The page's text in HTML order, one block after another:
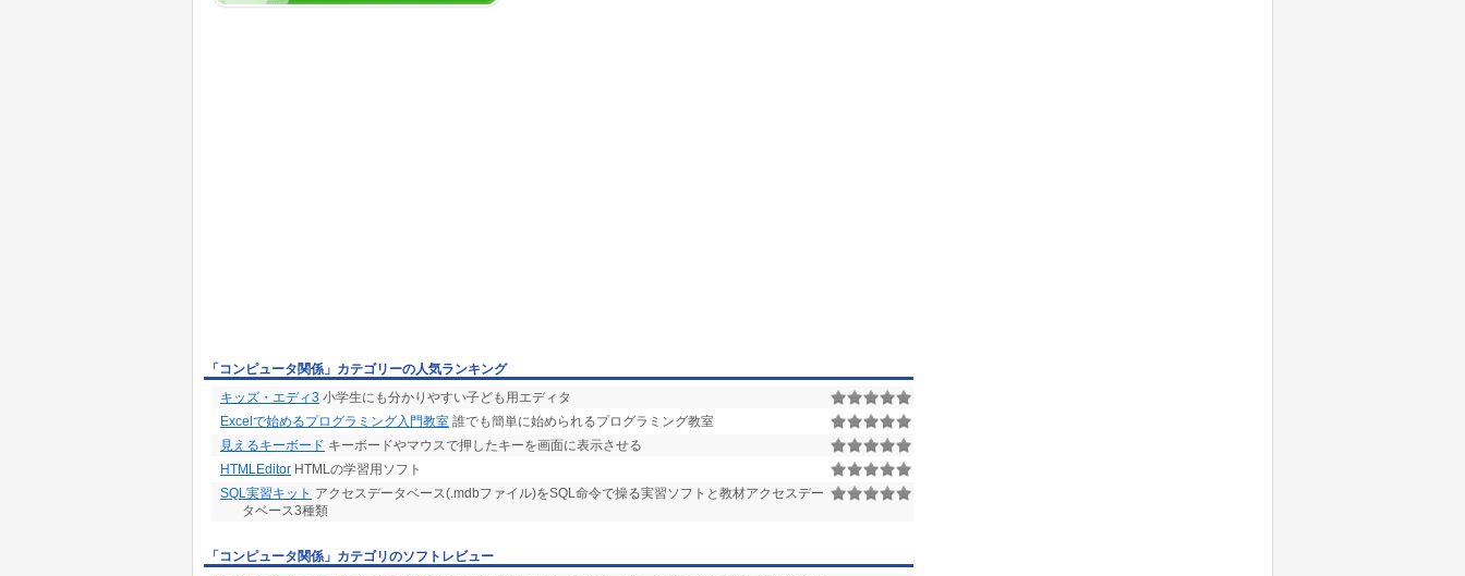
「コンピュータ関係」カテゴリーの人気ランキング
キッズ・エディ3 小学生にも分かりやすい子ども用エディタ
Excelで始めるプログラミング入門教室 誰でも簡単に始められるプログラミング教室
見えるキーボード キーボードやマウスで押したキーを画面に表示させる
HTMLEditor HTMLの学習用ソフト
SQL実習キット アクセスデータベース(.mdbファイル)をSQL命令で操る実習ソフトと教材アクセスデー
タベース3種類
「コンピュータ関係」カテゴリのソフトレビュー